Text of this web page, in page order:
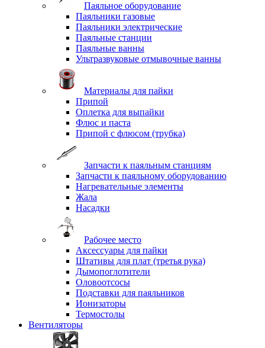
Паяльное оборудование
Паяльники газовые
Паяльники электрические
Паяльные станции
Паяльные ванны
Ультразвуковые отмывочные ванны
Материалы для пайки
Припой
Оплетка для выпайки
Флюс и паста
Припой с флюсом (трубка)
Запчасти к паяльным станциям
Запчасти к паяльному оборудованию
Нагревательные элементы
Жала
Насадки
Рабочее место
Аксессуары для пайки
Штативы для плат (третья рука)
Дымопоглотители
Оловоотсосы
Подставки для паяльников
Ионизаторы
Термостолы
Вентиляторы